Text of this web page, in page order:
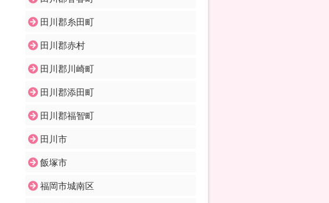
田川郡糸田町
田川郡赤村
田川郡川崎町
田川郡添田町
田川郡福智町
田川市
飯塚市
福岡市城南区